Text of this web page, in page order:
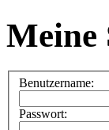
Meine
Benutzername:
Passwort: